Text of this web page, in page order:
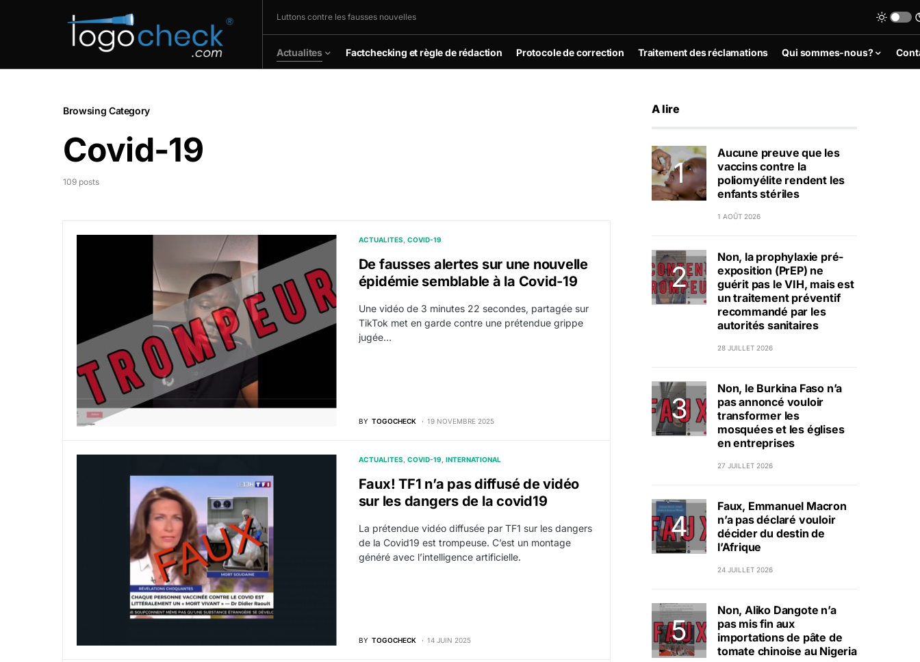
Luttons contre les fausses nouvelles
Actualites Factchecking et règle de rédaction Protocole de correction Traitement des réclamations Qui sommes-nous?
Browsing Category
Covid-19
109 posts
ACTUALITES COVID-19
De fausses alertes sur une nouvelle
épidémie semblable à la Covid-19
Une vidéo de 3 minutes 22 secondes, partagée sur
TikTok met en garde contre une prétendue grippe
jugée…
BY TOGOCHECK 19 NOVEMBRE 2025
ACTUALITES COVID-19 INTERNATIONAL
Faux! TF1 n’a pas diffusé de vidéo
sur les dangers de la covid19
La prétendue vidéo diffusée par TF1 sur les dangers
de la Covid19 est trompeuse. C’est un montage
généré avec l’intelligence artificielle.
BY TOGOCHECK 14 JUIN 2025
A lire
Aucune preuve que les
vaccins contre la
poliomyélite rendent les
enfants stériles
1 AOÛT 2026
Non, la prophylaxie pré-
exposition (PrEP) ne
guérit pas le VIH, mais est
un traitement préventif
recommandé par les
autorités sanitaires
28 JUILLET 2026
Non, le Burkina Faso n’a
pas annoncé vouloir
transformer les
mosquées et les églises
en entreprises
27 JUILLET 2026
Faux, Emmanuel Macron
n’a pas déclaré vouloir
décider du destin de
l’Afrique
24 JUILLET 2026
Non, Aliko Dangote n’a
pas mis fin aux
importations de pâte de
tomate chinoise au Nigeria